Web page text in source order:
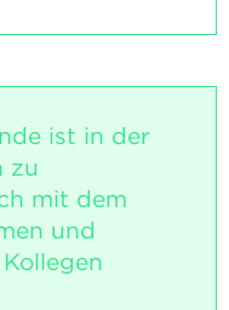
ist in der
zu
mit dem
und